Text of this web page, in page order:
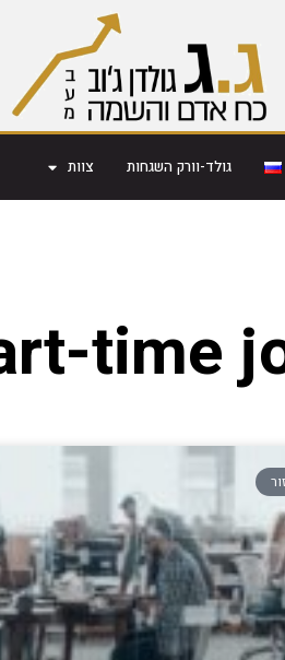
גולד-וורק השגחות צוות
time